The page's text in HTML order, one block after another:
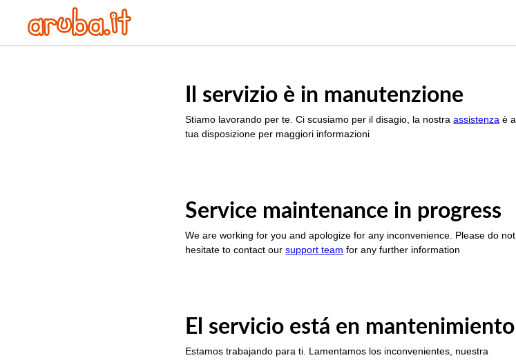
Il servizio è in manutenzione
Stiamo lavorando per te. Ci scusiamo per il disagio, la nostraassistenza è a
tua disposizione per maggiori informazioni
Service maintenance in progress
We are working for you and apologize for any inconvenience. Please do not
hesitate to contact oursupport team for any further information
El servicio está en mantenimiento
Estamos trabajando para ti. Lamentamos los inconvenientes, nuestra